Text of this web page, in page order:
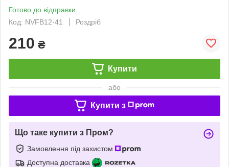
Готово до відправки
Код: NVFB12-41
Роздріб
210 ₴
Купити
або
Купити з
Що таке купити з Пром?
Замовлення під захистом
Доступна доставка